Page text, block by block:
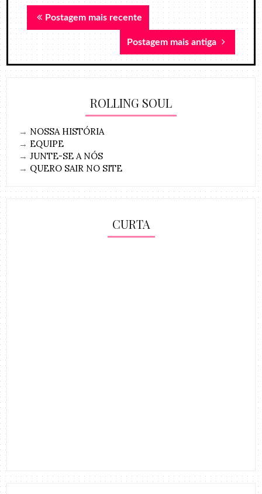
Postagem mais recente
Postagem mais antiga
ROLLING SOUL
→ NOSSA HISTÓRIA
→ EQUIPE
→JUNTE-SE A NÓS
→ QUERO SAIR NO SITE
CURTA